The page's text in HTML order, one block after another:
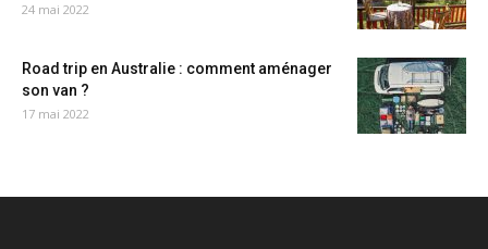
24 mai 2022
Road trip en Australie : comment aménager
son van ?
17 mai 2022